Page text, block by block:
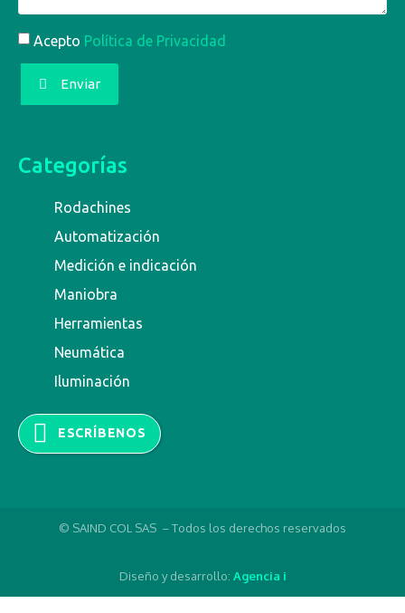
Acepto Política de Privacidad
Enviar
Categorías
Rodachines
Automatización
Medición e indicación
Maniobra
Herramientas
Neumática
Iluminación
ESCRÍBENOS
© SAIND COL SAS – Todos los derechos reservados
Diseño y desarrollo: Agencia i